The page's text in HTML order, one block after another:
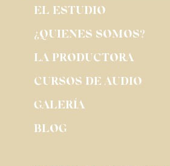
EL ESTUDIO
¿QUIENES SOMOS?
LA PRODUCTORA
CURSOS DE AUDIO
GALERÍA
BLOG